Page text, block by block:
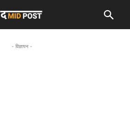
- विज्ञापन -